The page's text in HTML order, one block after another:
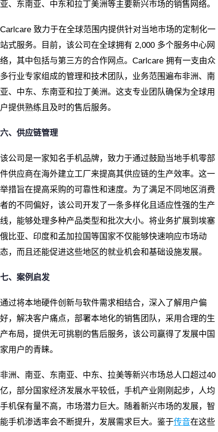
亚、东南亚、中东和拉丁美洲等主要新兴市场的销售网络。
Carlcare 致力于在全球范围内提供针对当地市场的定制化一
站式服务。目前，该公司在全球拥有 2,000 多个服务中心网
络，其中包括与第三方的合作网点。Carlcare 拥有一支由众
多行业专家组成的管理和技术团队，业务范围遍布非洲、南
亚、中东、东南亚和拉丁美洲。这支专业团队确保为全球用
户提供熟练且及时的售后服务。
六、供应链管理
该公司是一家知名手机品牌，致力于通过鼓励当地手机零部
件供应商在海外建立工厂来提高其供应链的生产效率。这一
举措旨在提高采购的可靠性和速度。为了满足不同地区消费
者的不同偏好，该公司开发了一条多样化且适应性强的生产
线，能够处理多种产品类型和批次大小。将业务扩展到埃塞
俄比亚、印度和孟加拉国等国家不仅能够快速响应市场动
态，而且还能促进这些地区的就业机会和基础设施发展。
七、案例启发
通过将本地硬件创新与软件需求相结合，深入了解用户偏
好，解决客户痛点，部署本地化的销售团队，采用合理的生
产布局，提供无可挑剔的售后服务，该公司赢得了发展中国
家用户的青睐。
非洲、南亚、东南亚、中东、拉美等新兴市场总人口超过40
亿，部分国家经济发展水平较低，手机产业刚刚起步，人均
手机保有量不高，市场潜力巨大。随着新兴市场的发展，智
能手机渗透率会不断提升，发展需求巨大。鉴于传音在这些